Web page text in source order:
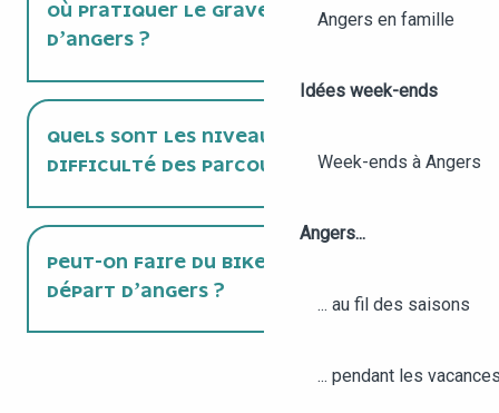
Angers en famille
Idées week-ends
Week-ends à Angers
Angers...
... au fil des saisons
... pendant les
OÙ PRATIQUER LE GRAVEL AUTOUR
D’ANGERS ?
QUELS SONT LES NIVEAUX DE
DIFFICULTÉ DES PARCOURS GRAVEL ?
PEUT-ON FAIRE DU BIKEPACKING AU
DÉPART D’ANGERS ?